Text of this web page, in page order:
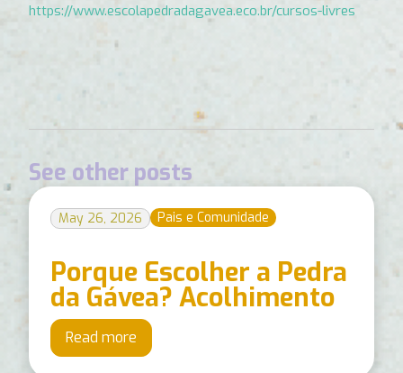
https://www.escolapedradagavea.eco.br/cursos-livres
See other posts
May 26, 2026 Pais e Comunidade
Porque Escolher a Pedra
da Gávea? Acolhimento
Read more